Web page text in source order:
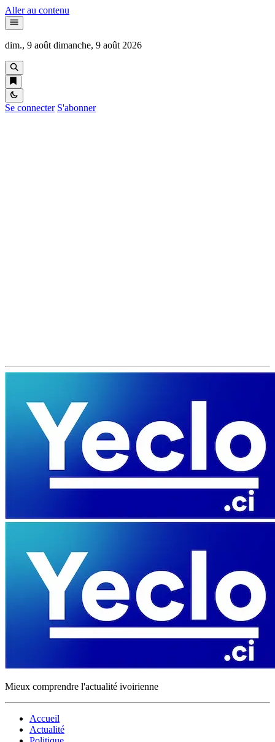
Aller au contenu
dim., 9 août dimanche, 9 août 2026
Se connecter S'abonner
Mieux comprendre l'actualité ivoirienne
Accueil
Actualité